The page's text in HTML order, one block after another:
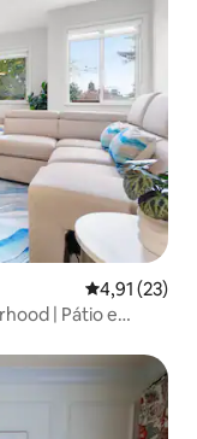
4,91 de uma
4,91 (23)
| Pátio e